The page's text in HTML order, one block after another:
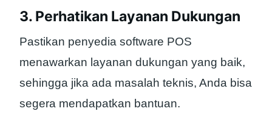
3. Perhatikan Layanan Dukungan
Pastikan penyedia software POS
menawarkan layanan dukungan yang baik,
sehingga jika ada masalah teknis, Anda bisa
segera mendapatkan bantuan.